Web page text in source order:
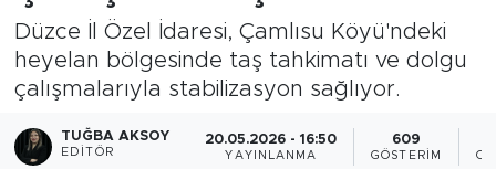
Düzce İl Özel İdaresi, Çamlısu Köyü'ndeki
heyelan bölgesinde taş tahkimatı ve dolgu
çalışmalarıyla stabilizasyon sağlıyor.
TUĞBA AKSOY
EDITÖR
20.05.2026 - 16:50
YAYINLANMA
609
GÖSTERIM
Siyaset
Yerel Haber
Öncü Radyo Dinle
Süper Lig Puan Durumu ve Fikstür
Tüm Manşetler
Son Dakika Haberleri